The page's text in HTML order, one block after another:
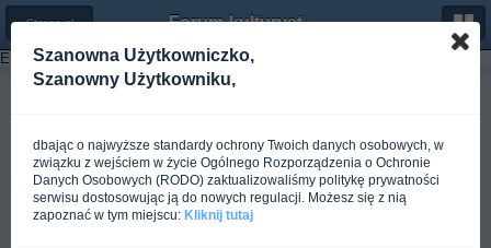
← Strona główna Forum-kulturystyka.pl
Error: Could not load template 'fxArchiveYear' from group 'fxrootSitemap'
Pełna wersja
Szanowna Użytkowniczko,
Szanowny Użytkowniku,
dbając o najwyższe standardy ochrony Twoich danych osobowych, w
związku z wejściem w życie Ogólnego Rozporządzenia o Ochronie
Danych Osobowych (RODO) zaktualizowaliśmy politykę prywatności
serwisu dostosowując ją do nowych regulacji. Możesz się z nią
zapoznać w tym miejscu: Kliknij tutaj